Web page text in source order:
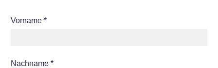
Vorname *
Nachname *